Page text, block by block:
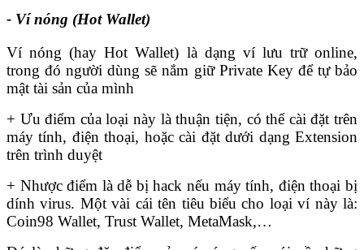
- Ví nóng (Hot Wallet)
Ví nóng (hay Hot Wallet) là dạng ví lưu trữ online,
trong đó người dùng sẽ nắm giữ Private Key để tự bảo
mật tài sản của mình
+ Ưu điểm của loại này là thuận tiện, có thể cài đặt trên
máy tính, điện thoại, hoặc cài đặt dưới dạng Extension
trên trình duyệt
+ Nhược điểm là dễ bị hack nếu máy tính, điện thoại bị
dính virus. Một vài cái tên tiêu biểu cho loại ví này là:
Coin98 Wallet, Trust Wallet, MetaMask,…